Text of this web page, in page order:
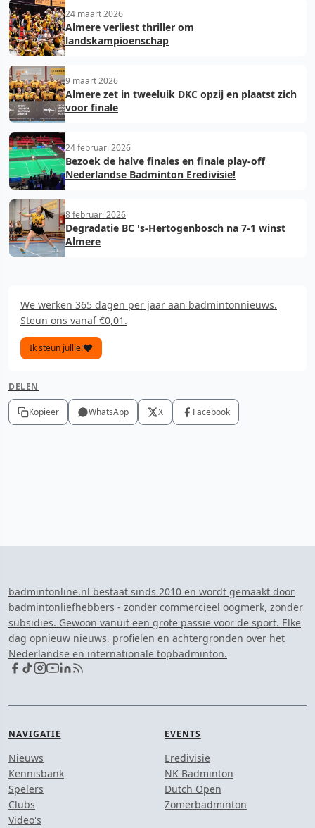
24 maart 2026
Almere verliest thriller om
landskampioenschap
9 maart 2026
Almere zet in tweeluik DKC opzij en plaatst zich
voor finale
24 februari 2026
Bezoek de halve finales en finale play-off
Nederlandse Badminton Eredivisie!
8 februari 2026
Degradatie BC 's-Hertogenbosch na 7-1 winst
Almere
We werken 365 dagen per jaar aan badmintonnieuws.
Steun ons vanaf €0,01.
Ik steun jullie!
DELEN
Kopieer WhatsApp X Facebook
badmintonline.nl bestaat sinds 2010 en wordt gemaakt door
badmintonliefhebbers - zonder commercieel oogmerk, zonder
subsidies. Gewoon vanuit een grote passie voor de sport. Elke
dag opnieuw nieuws, profielen en achtergronden over het
Nederlandse en internationale topbadminton.
NAVIGATIE
Nieuws
Kennisbank
Spelers
Clubs
Video's
EVENTS
Eredivisie
NK Badminton
Dutch Open
Zomerbadminton